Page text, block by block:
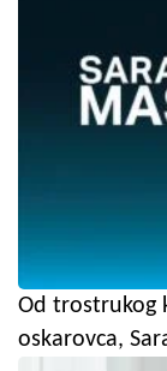
Od trostrukog
oskarovca,